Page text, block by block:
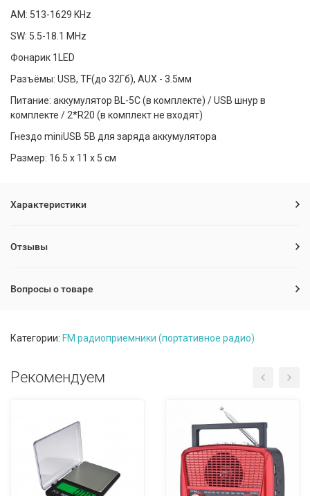
AM: 513-1629 KHz
SW: 5.5-18.1 MHz
Фонарик 1LED
Разъёмы: USB, TF(до 32Гб), AUX - 3.5мм
Питание: аккумулятор BL-5C (в комплекте) / USB шнур в
комплекте / 2*R20 (в комплект не входят)
Гнездо miniUSB 5B для заряда аккумулятора
Размер: 16.5 х 11 х 5 см
Характеристики
Отзывы
Вопросы о товаре
Категории: FM радиоприемники (портативное радио)
Рекомендуем